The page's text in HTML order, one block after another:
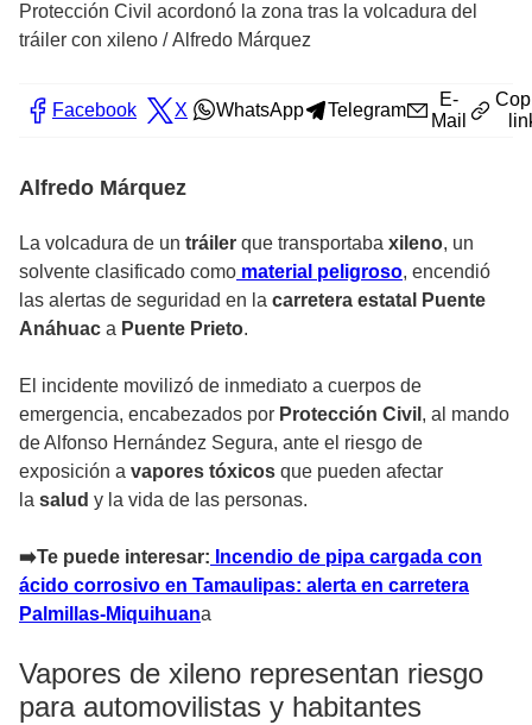
Protección Civil acordonó la zona tras la volcadura del
tráiler con xileno /Alfredo Márquez
Facebook X WhatsApp Telegram
E-
Mail
Alfredo Márquez
La volcadura de un tráiler que transportaba xileno, un
solvente clasificado como material peligroso, encendió
las alertas de seguridad en la carretera estatal Puente
Anáhuac a Puente Prieto.
El incidente movilizó de inmediato a cuerpos de
emergencia, encabezados por Protección Civil , al mando
de Alfonso Hernández Segura, ante el riesgo de
exposición a vapores tóxicos que pueden afectar
la salud y la vida de las personas.
➡️Te puede interesar: Incendio de pipa cargada con
ácido corrosivo en Tamaulipas: alerta en carretera
Palmillas-Miquihuana
Vapores de xileno representan riesgo
para automovilistas y habitantes